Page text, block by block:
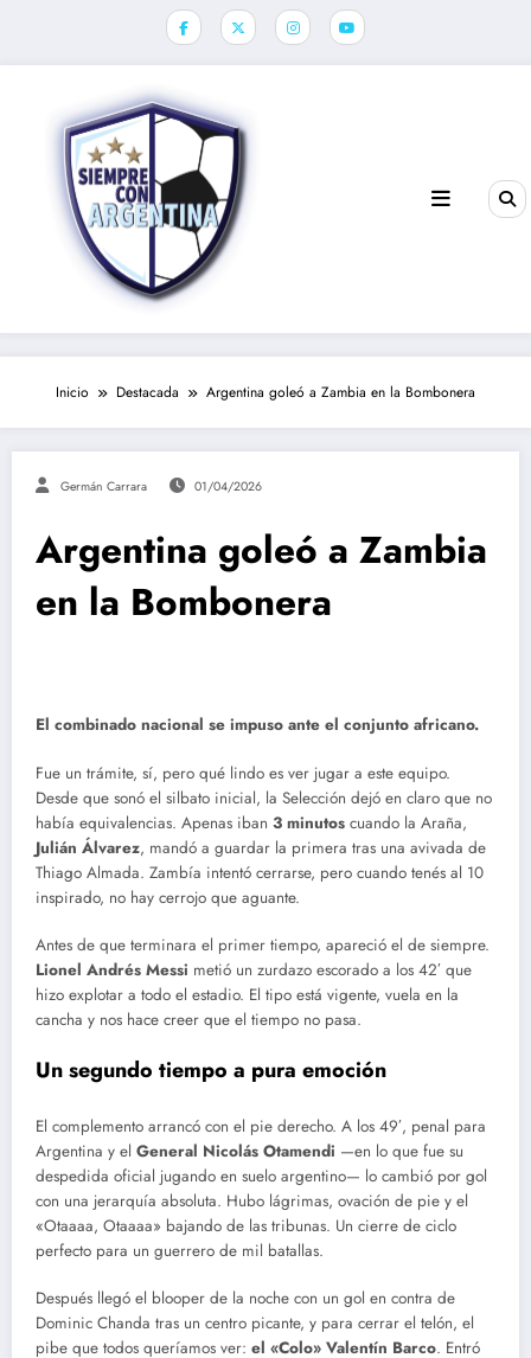
Inicio Destacada Argentina goleó a Zambia en la Bombonera
Germán Carrara 01/04/2026
Argentina goleó a Zambia
en la Bombonera
El combinado nacional se impuso ante el conjunto africano.
Fue un trámite, sí, pero qué lindo es ver jugar a este equipo.
Desde que sonó el silbato inicial, la Selección dejó en claro que no
había equivalencias. Apenas iban 3 minutos cuando la Araña,
Julián Álvarez, mandó a guardar la primera tras una avivada de
Thiago Almada. Zambía intentó cerrarse, pero cuando tenés al 10
inspirado, no hay cerrojo que aguante.
Antes de que terminara el primer tiempo, apareció el de siempre.
Lionel Andrés Messi metió un zurdazo escorado a los 42′ que
hizo explotar a todo el estadio. El tipo está vigente, vuela en la
cancha y nos hace creer que el tiempo no pasa.
Un segundo tiempo a pura emoción
El complemento arrancó con el pie derecho. A los 49′, penal para
Argentina y el General Nicolás Otamendi —en lo que fue su
despedida oficial jugando en suelo argentino— lo cambió por gol
con una jerarquía absoluta. Hubo lágrimas, ovación de pie y el
«Otaaaa, Otaaaa» bajando de las tribunas. Un cierre de ciclo
perfecto para un guerrero de mil batallas.
Después llegó el blooper de la noche con un gol en contra de
Dominic Chanda tras un centro picante, y para cerrar el telón, el
pibe que todos queríamos ver: el «Colo» Valentín Barco. Entró